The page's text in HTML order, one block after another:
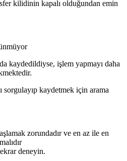
kilidinin kapalı olduğundan emin
kaydedildiyse, işlem yapmayı daha
sorgulayıp kaydetmek için arama
zorundadırve en az ile en
deneyin.